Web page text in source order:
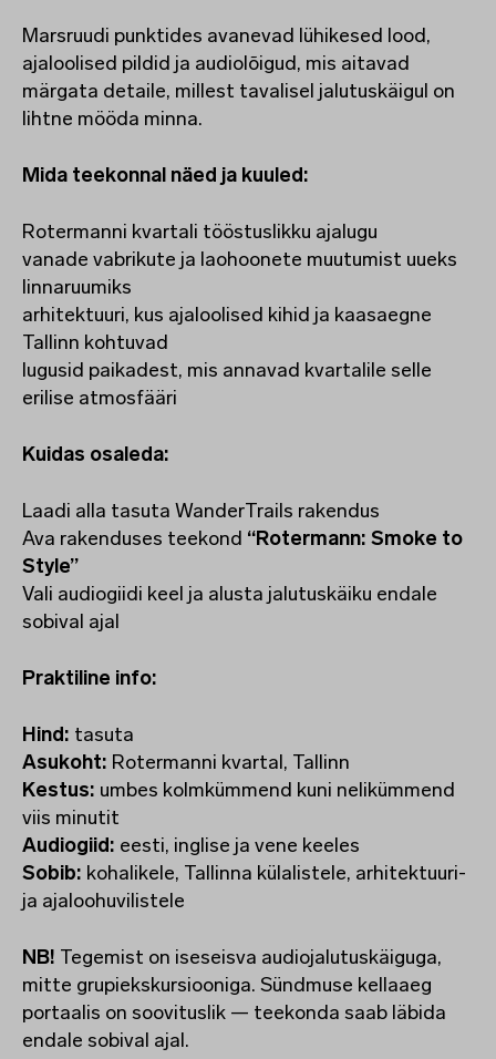
Marsruudi punktides avanevad lühikesed lood,
ajaloolised pildid ja audiolõigud, mis aitavad
märgata detaile, millest tavalisel jalutuskäigul on
lihtne mööda minna.
Mida teekonnal näed ja kuuled:
Rotermanni kvartali tööstuslikku ajalugu
vanade vabrikute ja laohoonete muutumist uueks
linnaruumiks
arhitektuuri, kus ajaloolised kihid ja kaasaegne
Tallinn kohtuvad
lugusid paikadest, mis annavad kvartalile selle
erilise atmosfääri
Kuidas osaleda:
Laadi alla tasuta WanderTrails rakendus
Ava rakenduses teekond “Rotermann: Smoke to
Style”
Vali audiogiidi keel ja alusta jalutuskäiku endale
sobival ajal
Praktiline info:
Hind: tasuta
Asukoht: Rotermanni kvartal, Tallinn
Kestus: umbes kolmkümmend kuni nelikümmend
viis minutit
Audiogiid: eesti, inglise ja vene keeles
Sobib: kohalikele, Tallinna külalistele, arhitektuuri-
ja ajaloohuvilistele
NB! Tegemist on iseseisva audiojalutuskäiguga,
mitte grupiekskursiooniga. Sündmuse kellaaeg
portaalis on soovituslik — teekonda saab läbida
endale sobival ajal.